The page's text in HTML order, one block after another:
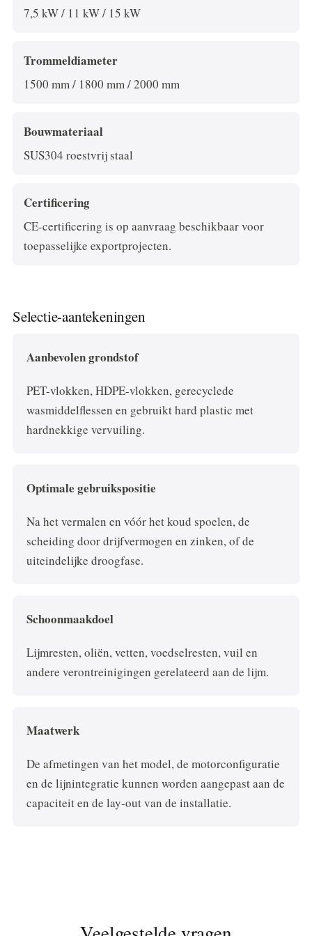
7,5 kW / 11 kW / 15 kW
Trommeldiameter
1500 mm / 1800 mm / 2000 mm
Bouwmateriaal
SUS304 roestvrij staal
Certificering
CE-certificering is op aanvraag beschikbaar voor
toepasselijke exportprojecten.
Selectie-aantekeningen
Aanbevolen grondstof
PET-vlokken, HDPE-vlokken, gerecyclede
wasmiddelflessen en gebruikt hard plastic met
hardnekkige vervuiling.
Optimale gebruikspositie
Na het vermalen en vóór het koud spoelen, de
scheiding door drijfvermogen en zinken, of de
uiteindelijke droogfase.
Schoonmaakdoel
Lijmresten, oliën, vetten, voedselresten, vuil en
andere verontreinigingen gerelateerd aan de lijm.
Maatwerk
De afmetingen van het model, de motorconfiguratie
en de lijnintegratie kunnen worden aangepast aan de
capaciteit en de lay-out van de installatie.